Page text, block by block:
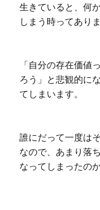
生きていると、何
しまう時ってあり
「自分の存在価値
ろう」と悲観的に
てしまいます。
誰にだって一度は
なので、あまり落
なってしまったの